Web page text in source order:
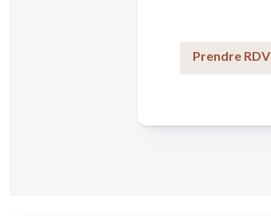
Prendre RDV